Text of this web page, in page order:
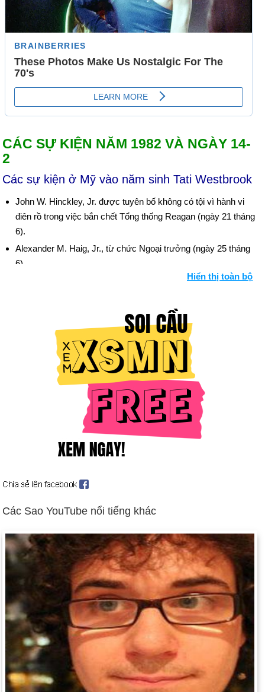
CÁC SỰ KIỆN NĂM 1982 VÀ NGÀY 14-
2
Các sự kiện ở Mỹ vào năm sinh Tati Westbrook
John W. Hinckley, Jr. được tuyên bố không có tội vì hành vi
điên rồ trong việc bắn chết Tổng thống Reagan (ngày 21 tháng
6).
Alexander M. Haig, Jr., từ chức Ngoại trưởng (ngày 25 tháng
6).
Tu chính án Quyền bình đẳng không được phê chuẩn (ngày 30
Ngày sinh Tati Westbrook (14-2) trong lịch sử
Ngày 14-2 năm 1859:
Oregon trở thành tiểu bang thứ 33 theo
hiến pháp của Hoa Kỳ.
Ngày 14-2 năm 1912:Arizona trở thành tiểu bang thứ 48 của
Ngày 14-2 năm 1920:Liên đoàn phụ nữ bình chọn được thành
Ngày 14-2 năm 1929:Các thành viên trong băng đảng của Al
Capone đã giết chết các thành viên băng đảng đối thủ trong vụ
Ngày 14-2 năm 1989:
giả của The Satanic Verses.
ngược phán quyết năm 1999 và khôi phục sự phát triển của
chương trình giảng dạy khoa học của tiểu bang.
Ngày 14-2 năm 2003: Con cừu Dolly, loài động vật có vú
được nhân bản đầu tiên, đã chết vì bệnh ung thư phổi không
thể chữa khỏi.
Hiển thị toàn bộ
Các Sao YouTube nổi tiếng khác